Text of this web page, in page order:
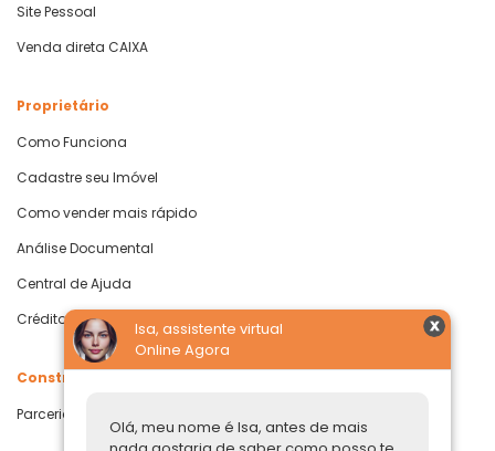
Isa, assistente virtual
Online Agora
Olá, meu nome é Isa, antes de mais
Site Pessoal
Venda direta CAIXA
Proprietário
Como Funciona
Cadastre seu Imóvel
Como vender mais rápido
Análise Documental
Central de Ajuda
Crédito com Garantia de Imóvel
Construtoras
Parcerias Imobiliárias